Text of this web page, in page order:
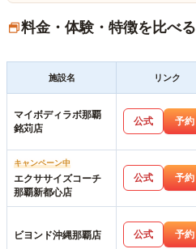
料金・体験・特徴を比べる
施設名 リンク
マイボディラボ那覇
銘苅店
公式 予約
キャンペーン中
エクササイズコーチ
那覇新都心店
公式 予約
ビヨンド沖縄那覇店 公式 予約